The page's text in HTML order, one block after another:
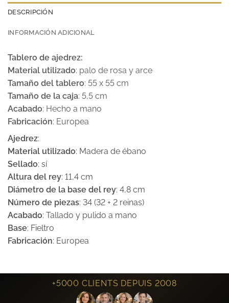
DESCRIPCIÓN
INFORMACIÓN ADICIONAL
Tablero de ajedrez:
Material utilizado: palo de rosa y arce
Tamaño del tablero: 55 x 55 cm
Tamaño de la caja: 5,5 cm
Acabado: Hecho a mano
Fabricación: Europea
Ajedrez:
Material utilizado: Madera de ébano
Sellado: sí
Altura del rey: 11,4 cm
Diámetro de la base del rey: 4,8 cm
Número de piezas: 34 (32 + 2 reinas)
Acabado: Tallado y pulido a mano
Base: Fieltro
Fabricación: Europea
+5000 CLIENTS DEPUIS 2008